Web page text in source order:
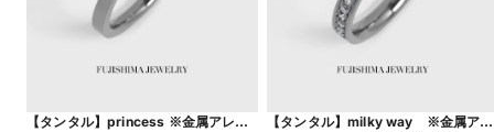
【タンタル】princess ※金属アレル
【タンタル】milky way ※金属アレ